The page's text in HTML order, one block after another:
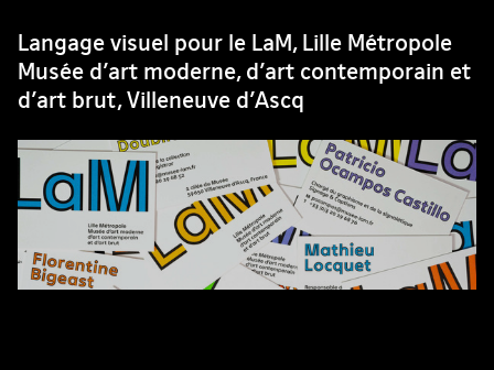
Langage visuel pour le LaM, Lille Métropole
Musée d’art moderne, d’art contemporain et
d’art brut, Villeneuve d’Ascq